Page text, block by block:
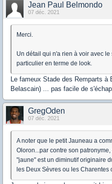
Jean Paul Belmondo
07 déc. 2021
Merci.
Un détail qui n'a rien à voir avec
particulier en terme de look.
Le fameux Stade des Remparts à
Belascain) ... pas facile de
GregOden
07 déc. 2021
A noter que le petit Jauneau a
Oloron...par contre son
"jaune" est un diminutif originaire
les Deux Sèvres ou les Charentes